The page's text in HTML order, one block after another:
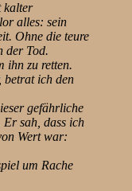
kalter
alles: sein
Ohne die teure
der Tod.
ihn zu retten.
betrat ich den
gefährliche
Er sah, dass ich
Wert war:
um Rache